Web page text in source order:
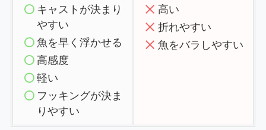
キャストが決まり
やすい
魚を早く浮かせる
高感度
軽い
フッキングが決ま
りやすい
高い
折れやすい
魚をバラしやすい